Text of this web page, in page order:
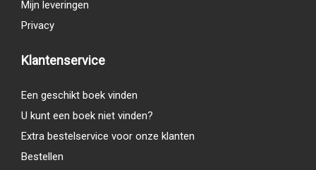
Mijn leveringen
Privacy
Klantenservice
Een geschikt boek vinden
U kunt een boek niet vinden?
Extra bestelservice voor onze klanten
Bestellen